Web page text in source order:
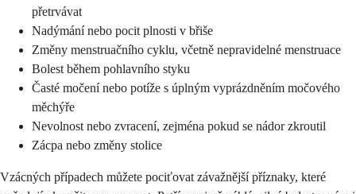
přetrvávat
Nadýmání nebo pocit plnosti v břiše
Změny menstruačního cyklu, včetně nepravidelné menstruace
Bolest během pohlavního styku
Časté močení nebo potíže s úplným vyprázdněním močového
měchýře
Nevolnost nebo zvracení, zejména pokud se nádor zkroutil
Zácpa nebo změny stolice
Vzácných případech můžete pociťovat závažnější příznaky, které